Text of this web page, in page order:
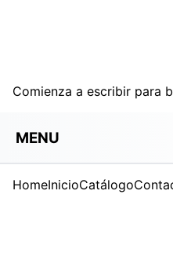
Comienza a escribir para
MENU
HomeInicioCatálogo